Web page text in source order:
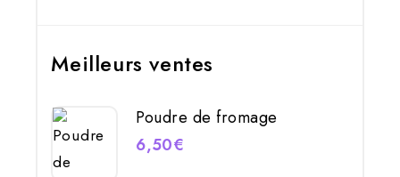
Meilleurs ventes
Poudre de fromage
6,50€